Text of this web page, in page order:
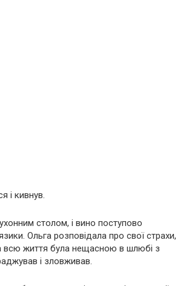
і кивнув.
столом, і вино поступово
Ольга розповідала про свої страхи,
всю життя була нещасною в шлюбі з
і зловживав.